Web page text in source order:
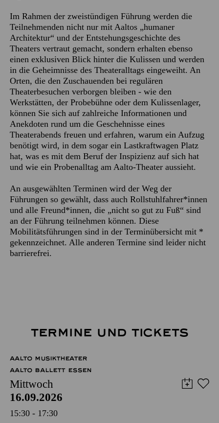
Im Rahmen der zweistündigen Führung werden die
Teilnehmenden nicht nur mit Aaltos „humaner
Architektur“ und der Entstehungsgeschichte des
Theaters vertraut gemacht, sondern erhalten ebenso
einen exklusiven Blick hinter die Kulissen und werden
in die Geheimnisse des Theateralltags eingeweiht. An
Orten, die den Zuschauenden bei regulären
Theaterbesuchen verborgen bleiben - wie den
Werkstätten, der Probebühne oder dem Kulissenlager,
können Sie sich auf zahlreiche Informationen und
Anekdoten rund um die Geschehnisse eines
Theaterabends freuen und erfahren, warum ein Aufzug
benötigt wird, in dem sogar ein Lastkraftwagen Platz
hat, was es mit dem Beruf der Inspizienz auf sich hat
und wie ein Probenalltag am Aalto-Theater aussieht.
An ausgewählten Terminen wird der Weg der
Führungen so gewählt, dass auch Rollstuhlfahrer*innen
und alle Freund*innen, die „nicht so gut zu Fuß“ sind
an der Führung teilnehmen können. Diese
Mobilitätsführungen sind in der Terminübersicht mit *
gekennzeichnet. Alle anderen Termine sind leider nicht
barrierefrei.
TERMINE UND TICKETS
AALTO MUSIKTHEATER
AALTO BALLETT ESSEN
Mittwoch
16.09.2026
15:30 - 17:30